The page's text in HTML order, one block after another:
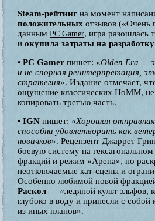
Steam-рейтинг на момент
положительных отзывов («Очень
данным PC Gamer, игра разошлась
и окупила затраты на
• PC Gamer пишет: «Olden Era —
и не спорная реинтерпретация,
стратегия». Издание отмечает,
ощущение классических HoMM,
копировать третью часть.
• IGN пишет: «Хорошая
способна удовлетворить как
новичков». Рецензент Джаррет
боевую систему на
фракций и режим «Арена», но
неотключаемые кат-сцены и
Особенно любимой новой
Раскол — «ледяной культ эльфов,
глубоко в воду и принесли с
из иных планов».